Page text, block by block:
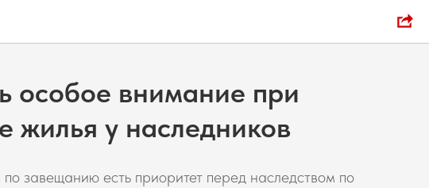
особое внимание при
жилья у наследников
завещанию есть приоритет перед наследством по